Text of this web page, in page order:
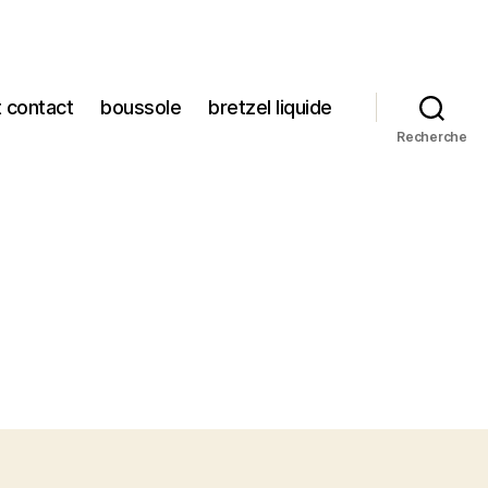
contact boussole bretzel liquide
Recherche